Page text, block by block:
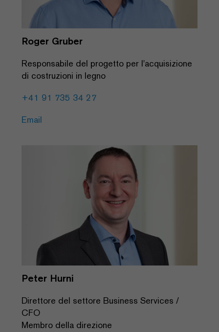
Roger Gruber
Responsabile del progetto per l'acquisizione
di costruzioni in legno
+41 91 735 34 27
Email
Peter Hurni
Direttore del settore Business Services /
CFO
Membro della direzione